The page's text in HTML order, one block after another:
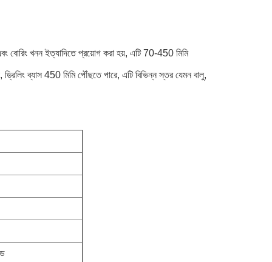
বোরিং খনন ইত্যাদিতে প্রয়োগ করা হয়, এটি 70-450 মিমি
ড্রিলিং ব্যাস 450 মিমি পৌঁছতে পারে, এটি বিভিন্ন স্তর যেমন বালু,